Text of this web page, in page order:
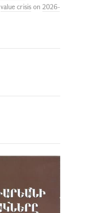
value crisis on 2026-